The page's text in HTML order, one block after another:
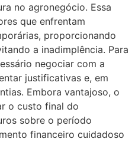
no agronegócio. Essa
que enfrentam
proporcionando
a inadimplência. Para
negociar com a
justificativas e, em
Embora vantajoso, o
o custo final do
sobre o período
financeiro cuidadoso